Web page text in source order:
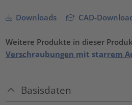
Downloads CAD-
Weitere Produkte in dieser
Verschraubungen mit starrem
Basisdaten